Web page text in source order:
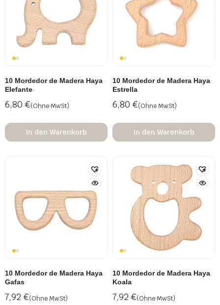
10 Mordedor de Madera Haya
Elefante
6,80 €(Ohne MwSt)
In den Warenkorb
10 Mordedor de Madera Haya
Estrella
6,80 €(Ohne MwSt)
In den Warenkorb
10 Mordedor de Madera Haya
Gafas
7,92 €(Ohne MwSt)
10 Mordedor de Madera Haya
Koala
7,92 €(Ohne MwSt)